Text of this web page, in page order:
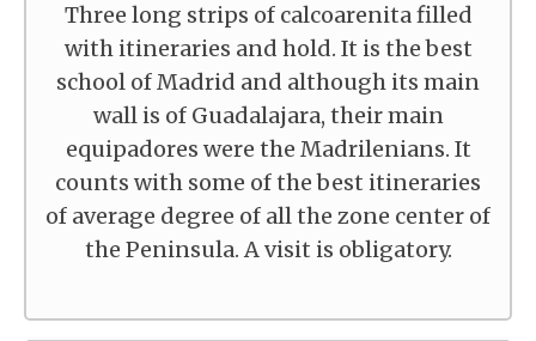
Three long strips of calcoarenita filled
with itineraries and hold. It is the best
school of Madrid and although its main
wall is of Guadalajara, their main
equipadores were the Madrilenians. It
counts with some of the best itineraries
of average degree of all the zone center of
the Peninsula. A visit is obligatory.